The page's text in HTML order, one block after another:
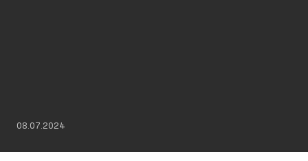
08.07.2024